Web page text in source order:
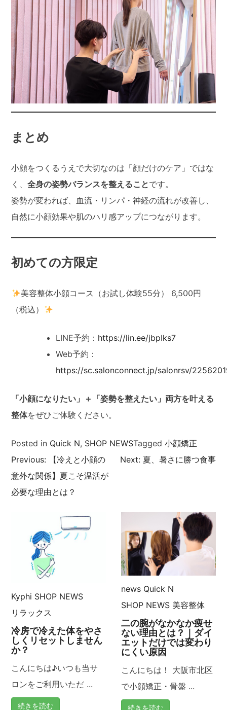
まとめ
小顔をつくるうえで大切なのは「顔だけのケア」ではな
く、全身の姿勢バランスを整えることです。
姿勢が変われば、血流・リンパ・神経の流れが改善し、
自然に小顔効果や肌のハリ感アップにつながります。
初めての方限定
美容整体小顔コース（お試し体験55分） 6,500円
（税込）
LINE予約： https://lin.ee/jbpIks7
Web予約：
https://sc.salonconnect.jp/salonrsv/
「小顔になりたい」＋「姿勢を整えたい」両方を叶える
整体をぜひご体験ください。
Posted in Quick N, SHOP NEWSTagged小顔矯正
投
稿
シ
ョ
ン
Previous:
【冷えと小顔の
意外な関係】夏こそ温活が
必要な理由とは？
Next: 夏、暑さに勝つ食事
Kyphi SHOP NEWS
リラックス
冷房で冷えた体をやさ
しくリセットしません
か？
こんにちは♪いつも当サ
ロンをご利用いただ ...
続きを読む
news Quick N
SHOP NEWS 美容整体
二の腕がなかなか痩せ
ない理由とは？｜ダイ
エットだけでは変わり
にくい原因
こんにちは！ 大阪市北区
で小顔矯正・骨盤 ...
続きを読む